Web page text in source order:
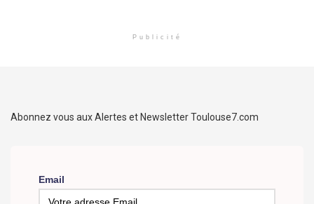
Publicité
Abonnez vous aux Alertes et Newsletter Toulouse7.com
Email